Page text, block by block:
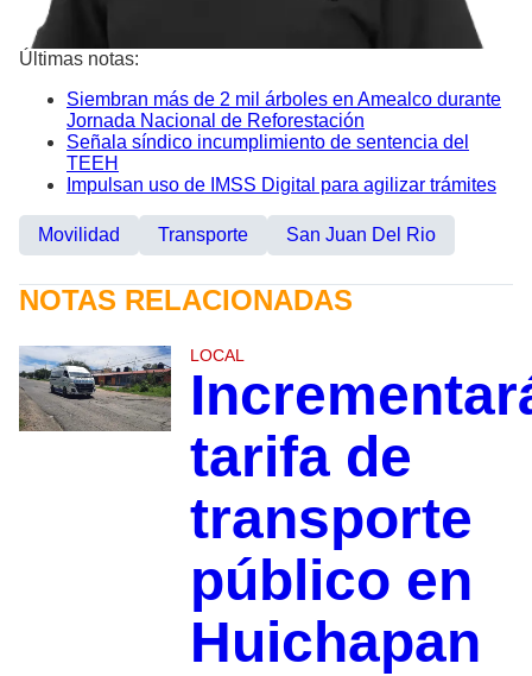
Últimas notas:
Siembran más de 2 mil árboles en Amealco durante
Jornada Nacional de Reforestación
Señala síndico incumplimiento de sentencia del
TEEH
Impulsan uso de IMSS Digital para agilizar trámites
Movilidad Transporte San Juan Del Rio
NOTAS RELACIONADAS
LOCAL
tarifa de
transporte
público en
Huichapan